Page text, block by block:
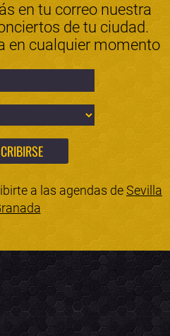
en tu correo nuestra
de tu ciudad.
en cualquier momento
a las agendas deSevilla